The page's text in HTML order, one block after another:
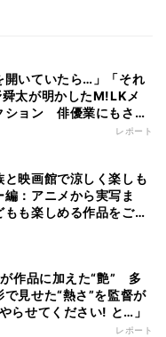
開いていたら…」「それ
太が明かしたM!LKメ
ション 俳優業にもさら
レポート
と映画館で涼しく楽しも
編：アニメから実写ま
も楽しめる作品をご紹
する最新映画5選
作品に加えた“艶” 多
見せた“熱さ”を監督が
らせてください! と…」
レポート